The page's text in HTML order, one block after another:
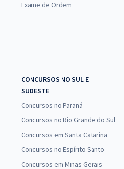
Exame de Ordem
CONCURSOS NO SUL E
SUDESTE
Concursos no Paraná
Concursos no Rio Grande do Sul
Concursos em Santa Catarina
Concursos no Espírito Santo
Concursos em Minas Gerais